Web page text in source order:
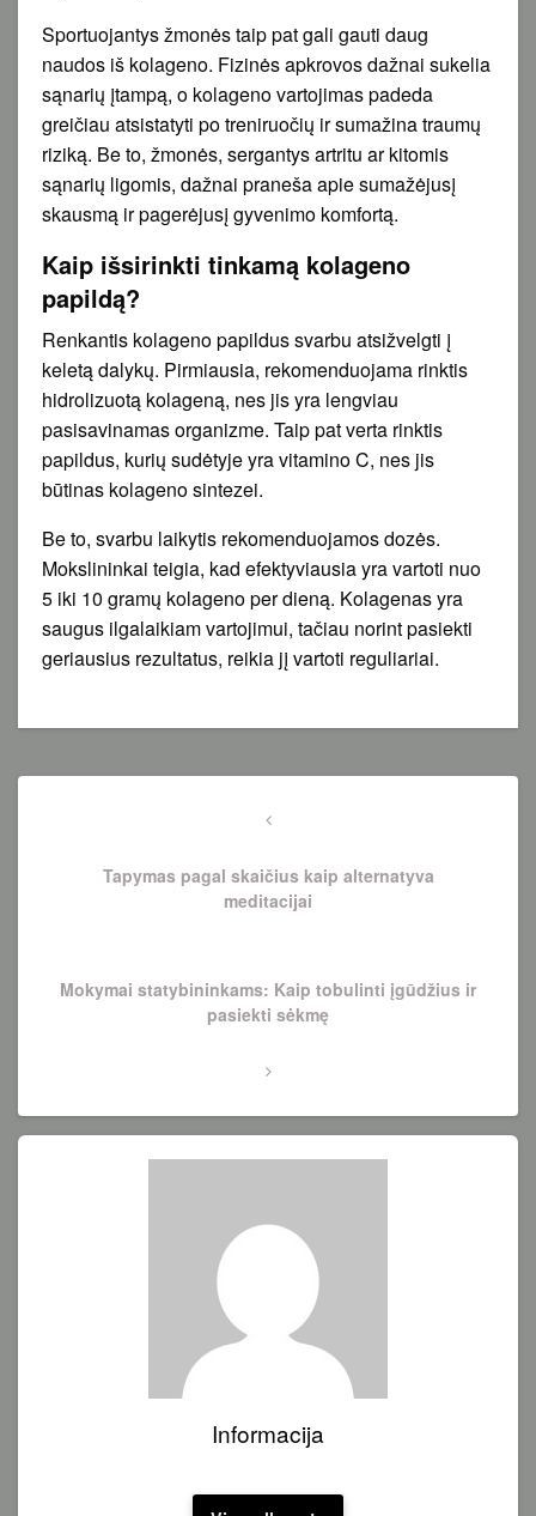
Sportuojantys žmonės taip pat gali gauti daug
naudos iš kolageno. Fizinės apkrovos dažnai sukelia
sąnarių įtampą, o kolageno vartojimas padeda
greičiau atsistatyti po treniruočių ir sumažina traumų
riziką. Be to, žmonės, sergantys artritu ar kitomis
sąnarių ligomis, dažnai praneša apie sumažėjusį
skausmą ir pagerėjusį gyvenimo komfortą.
Kaip išsirinkti tinkamą kolageno
papildą?
Renkantis kolageno papildus svarbu atsižvelgti į
keletą dalykų. Pirmiausia, rekomenduojama rinktis
hidrolizuotą kolageną, nes jis yra lengviau
pasisavinamas organizme. Taip pat verta rinktis
papildus, kurių sudėtyje yra vitamino C, nes jis
būtinas kolageno sintezei.
Be to, svarbu laikytis rekomenduojamos dozės.
Mokslininkai teigia, kad efektyviausia yra vartoti nuo
5 iki 10 gramų kolageno per dieną. Kolagenas yra
saugus ilgalaikiam vartojimui, tačiau norint pasiekti
geriausius rezultatus, reikia jį vartoti reguliariai.
Navigacija
Previous
Tapymas pagal skaičius kaip alternatyva
meditacijai
Next
Mokymai statybininkams: Kaip tobulinti įgūdžius ir
pasiekti sėkmę
Informacija